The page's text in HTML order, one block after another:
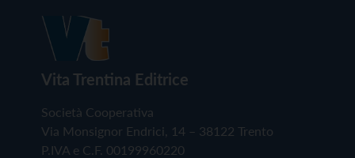
Vita Trentina Editrice
Società Cooperativa
Via Monsignor Endrici, 14 – 38122 Trento
P.IVA e C.F. 00199960220